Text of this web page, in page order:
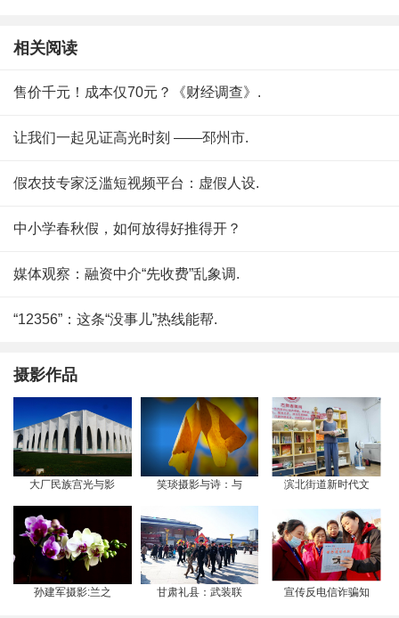
相关阅读
售价千元！成本仅70元？《财经调查》.
让我们一起见证高光时刻 ——邳州市.
假农技专家泛滥短视频平台：虚假人设.
中小学春秋假，如何放得好推得开？
媒体观察：融资中介“先收费”乱象调.
“12356”：这条“没事儿”热线能帮.
摄影作品
大厂民族宫光与影 笑琰摄影与诗：与 滨北街道新时代文
孙建军摄影:兰之 甘肃礼县：武装联 宣传反电信诈骗知